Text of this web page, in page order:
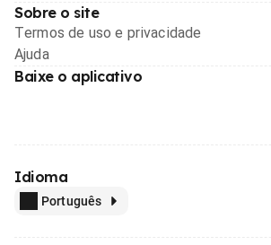
Sobre o site
Termos de uso e privacidade
Ajuda
Baixe o aplicativo
Idioma
Português